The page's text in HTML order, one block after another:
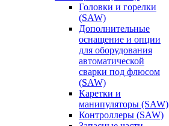
Головки и горелки
(SAW)
Дополнительные
оснащение и опции
для оборудования
автоматической
сварки под флюсом
(SAW)
Каретки и
манипуляторы (SAW)
Контроллеры (SAW)